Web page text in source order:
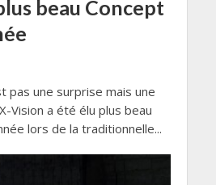
beau Concept
pas une surprise mais une
Vision a été élu plus beau
lors de la traditionnelle...